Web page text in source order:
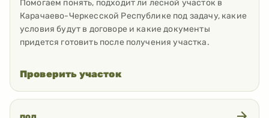
Помогаем понять, подходит ли лесной участок в
Карачаево-Черкесской Республике под задачу, какие
условия будут в договоре и какие документы
придется готовить после получения участка.
Проверить участок